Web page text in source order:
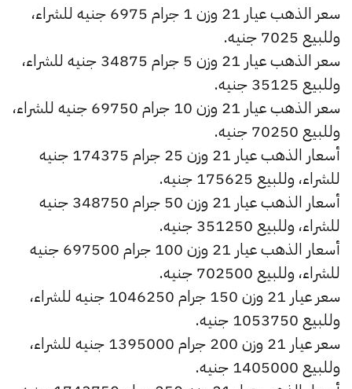
سعر الذهب عيار 21 وزن 1 جرام 6975 جنيه للشراء،
وللبيع 7025 جنيه.
سعر الذهب عيار 21 وزن 5 جرام 34875 جنيه للشراء،
وللبيع 35125 جنيه.
سعر الذهب عيار 21 وزن 10 جرام 69750 جنيه للشراء،
وللبيع 70250 جنيه.
أسعار الذهب عيار 21 وزن 25 جرام 174375 جنيه
للشراء، وللبيع 175625 جنيه.
أسعار الذهب عيار 21 وزن 50 جرام 348750 جنيه
للشراء، وللبيع 351250 جنيه.
أسعار الذهب عيار 21 وزن 100 جرام 697500 جنيه
للشراء، وللبيع 702500 جنيه.
سعر عيار 21 وزن 150 جرام 1046250 جنيه للشراء،
وللبيع 1053750 جنيه.
سعر عيار 21 وزن 200 جرام 1395000 جنيه للشراء،
وللبيع 1405000 جنيه.